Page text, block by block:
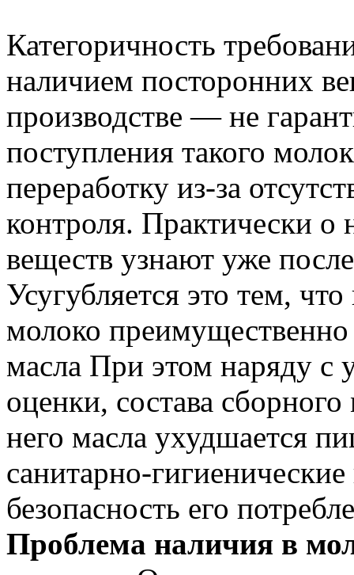
Категоричность
наличием посторонних
производстве — не
поступления такого
переработку из-за
контроля. Практически о
веществ узнают уже
Усугубляется это тем,
молоко
масла При этом наряду с
оценки, состава
него масла ухудшается
санитарно-
безопасность его
Проблема наличия в